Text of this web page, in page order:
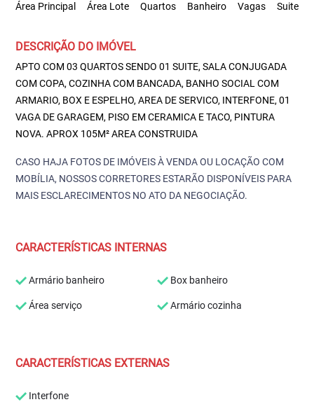
Área Principal
Área Lote
Quartos
Banheiro
Vagas
Suite
DESCRIÇÃO DO IMÓVEL
APTO COM 03 QUARTOS SENDO 01 SUITE, SALA CONJUGADA
COM COPA, COZINHA COM BANCADA, BANHO SOCIAL COM
ARMARIO, BOX E ESPELHO, AREA DE SERVICO, INTERFONE, 01
VAGA DE GARAGEM, PISO EM CERAMICA E TACO, PINTURA
NOVA. APROX 105M² AREA CONSTRUIDA
CASO HAJA FOTOS DE IMÓVEIS À VENDA OU LOCAÇÃO COM
MOBÍLIA, NOSSOS CORRETORES ESTARÃO DISPONÍVEIS PARA
MAIS ESCLARECIMENTOS NO ATO DA NEGOCIAÇÃO.
CARACTERÍSTICAS INTERNAS
Armário banheiro Box banheiro
Área serviço Armário cozinha
CARACTERÍSTICAS EXTERNAS
Interfone